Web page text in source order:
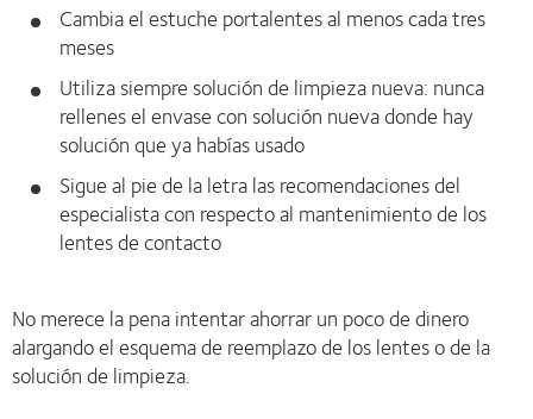
Cambia el estuche portalentes al menos cada tres
meses
Utiliza siempre solución de limpieza nueva: nunca
rellenes el envase con solución nueva donde hay
solución que ya habías usado
Sigue al pie de la letra las recomendaciones del
especialista con respecto al mantenimiento de los
lentes de contacto
No merece la pena intentar ahorrar un poco de dinero
alargando el esquema de reemplazo de los lentes o de la
solución de limpieza.